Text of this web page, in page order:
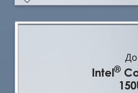
До
Intel®